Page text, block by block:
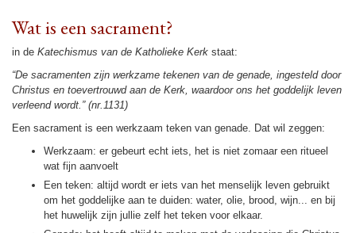
Wat is een sacra­ment?
in de Kate­chis­mus van de Katho­lieke Kerk staat:
“De sacra­menten zijn werkzame tekenen van de genade, inge­steld door
Christus en toe­ver­trouwd aan de Kerk, waardoor ons het god­de­lijk leven
verleend wordt.” (nr.1131)
Een sacra­ment is een werk­zaam teken van genade. Dat wil zeggen:
Werk­zaam: er gebeurt echt iets, het is niet zomaar een ritueel
wat fijn aanvoelt
Een teken: altijd wordt er iets van het men­se­lijk leven gebruikt
om het god­de­lijke aan te dui­den: water, olie, brood, wijn... en bij
het huwe­lijk zijn jullie zelf het teken voor elkaar.